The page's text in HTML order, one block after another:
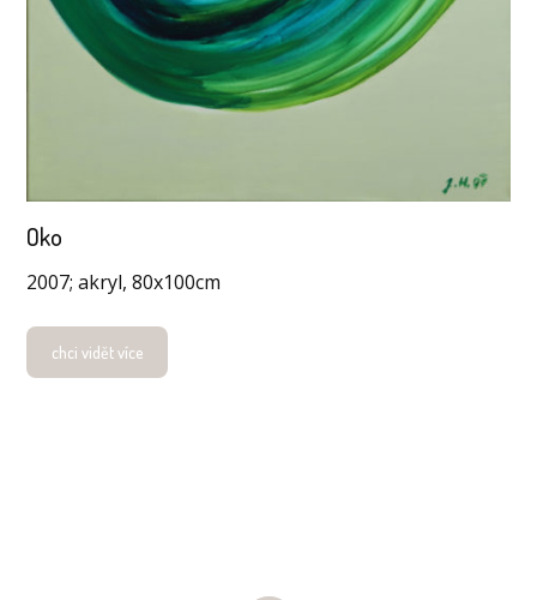
Oko
2007; akryl, 80x100cm
chci vidět více